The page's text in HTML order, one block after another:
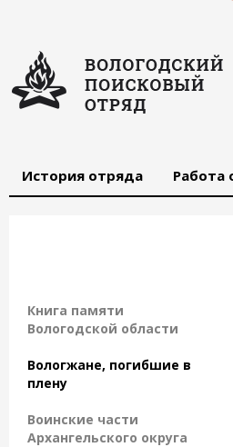
История отряда Работа
Книга памяти
Вологодской области
Вологжане, погибшие в
плену
Воинские части
Архангельского округа